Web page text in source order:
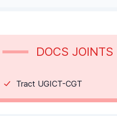
DOCS JOINTS
Tract UGICT-CGT